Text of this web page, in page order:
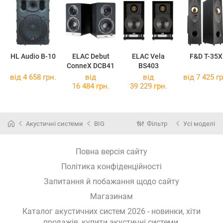
HL Audio B-10
ELAC Debut
ConneX DCB41
ELAC Vela
BS403
F&D T-35X
від 4 658 грн.
від
16 484 грн.
від
39 229 грн.
від 7 425
Акустичні системи BIG Фільтр Усі моделі
Повна версія сайту
Політика конфіденційності
Запитання й побажання щодо сайту
Магазинам
Каталог акустичних систем 2026 - новинки, хіти